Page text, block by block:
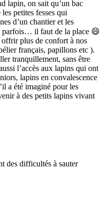
lapin, on sait qu’un bac
petites fesses qui
d’un chantier et les
parfois… il faut de la place 😄
plus de confort à nos
français, papillons etc ).
tranquillement, sans être
l’accès aux lapins qui ont
lapins en convalescence
a été imaginé pour les
à des petits lapins vivant
des difficultés à sauter